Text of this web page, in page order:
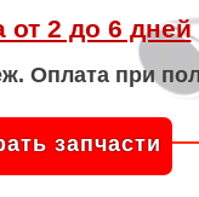
от 2 до 6 дней
Оплата при
запчасти